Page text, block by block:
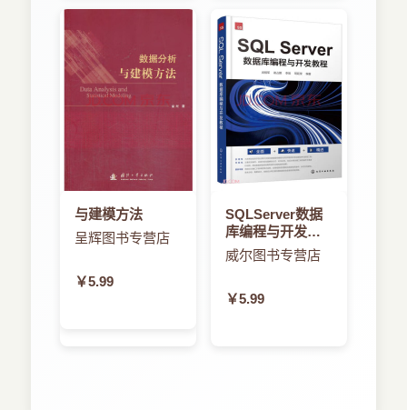
3.1 模拟iOS设备的位置移动
3.1.1 为何需要一个GPS模拟器
3.1.2 创建模拟器
3.1.3 使用Google Maps创建GPS路线文件
3.1.4 实现YDLocation-Simulator类
3.2 使用标记
@interfaceYDViewController：
UIViewController
@property(weak，
nonatomic)IBOutletUITableView*mTableView；
@property(nonatomic，
strong)NSMutableArray*rowData；
@end
打开YDViewController.m文件，实现如代码清
单2-2中所示的代码，关于这段代码，会在代码清单
国，在那里我成立了一家软件公司，专注于开发后
端的软件解决方案，不久后，也专注于开发iOS应
用。
我的专业团队现在为澳大利亚、欧洲和美国的客户
开发iPhone和iPad应用，在这一领域内，我们使用
最新的SDK和现代程序开发实践，并交付从后端的
管理系统到iOS应用的端到端的解决方案。
本书读者对象
这本书适用于想要提高和扩展Objective-C语言编程
技能的开发人员、有经验的iOS开发者以及毫无经
与建模方法
呈辉图书专营店
￥5.99
SQLServer数据
库编程与开发教
程
威尔图书专营店
￥5.99